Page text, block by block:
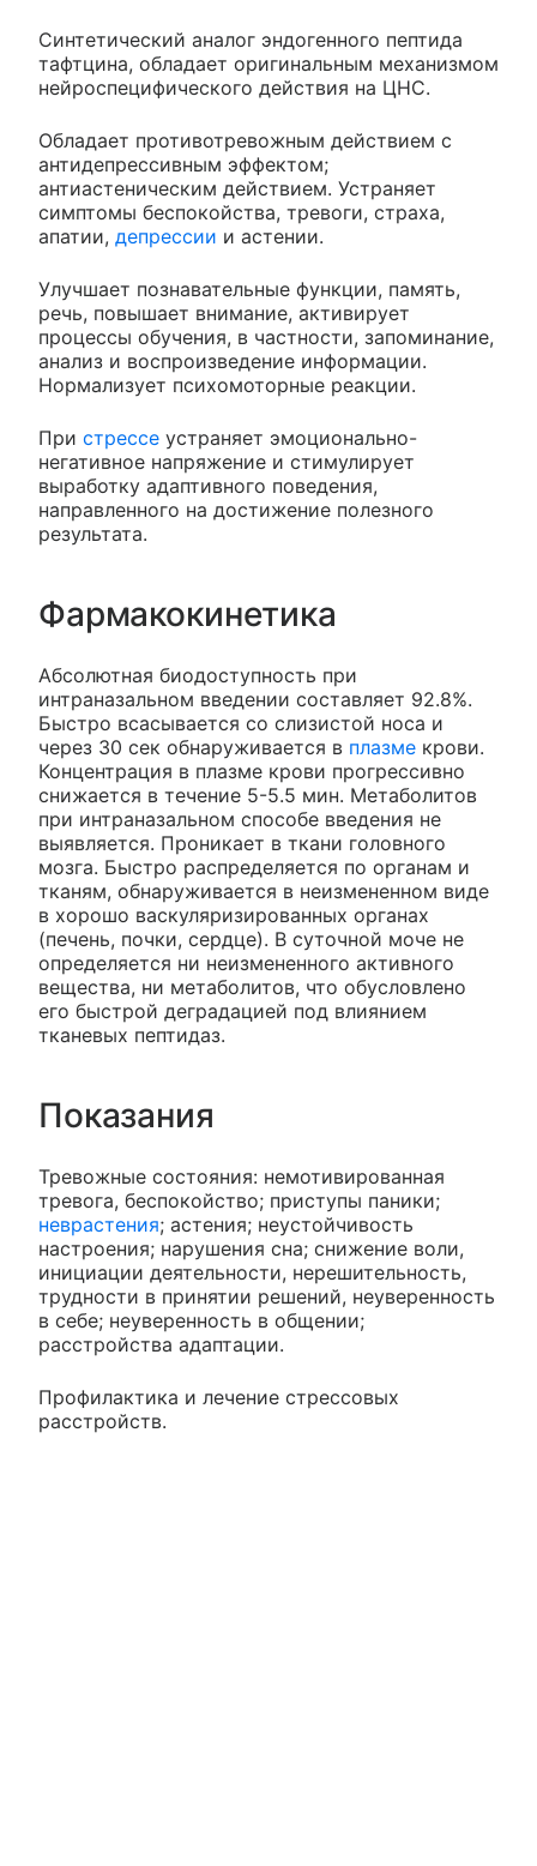
Синтетический аналог эндогенного пептида
тафтцина, обладает оригинальным механизмом
нейроспецифического действия на ЦНС.
Обладает противотревожным действием с
антидепрессивным эффектом;
антиастеническим действием. Устраняет
симптомы беспокойства, тревоги, страха,
апатии, депрессии и астении.
Улучшает познавательные функции, память,
речь, повышает внимание, активирует
процессы обучения, в частности, запоминание,
анализ и воспроизведение информации.
Нормализует психомоторные реакции.
При стрессе устраняет эмоционально-
негативное напряжение и стимулирует
выработку адаптивного поведения,
направленного на достижение полезного
результата.
Фармакокинетика
Абсолютная биодоступность при
интраназальном введении составляет 92.8%.
Быстро всасывается со слизистой носа и
через 30 сек обнаруживается в плазме крови.
Концентрация в плазме крови прогрессивно
снижается в течение 5-5.5 мин. Метаболитов
при интраназальном способе введения не
выявляется. Проникает в ткани головного
мозга. Быстро распределяется по органам и
тканям, обнаруживается в неизмененном виде
в хорошо васкуляризированных органах
(печень, почки, сердце). В суточной моче не
определяется ни неизмененного активного
вещества, ни метаболитов, что обусловлено
его быстрой деградацией под влиянием
тканевых пептидаз.
Показания
Тревожные состояния: немотивированная
тревога, беспокойство; приступы паники;
неврастения; астения; неустойчивость
настроения; нарушения сна; снижение воли,
инициации деятельности, нерешительность,
трудности в принятии решений, неуверенность
в себе; неуверенность в общении;
расстройства адаптации.
Профилактика и лечение стрессовых
расстройств.